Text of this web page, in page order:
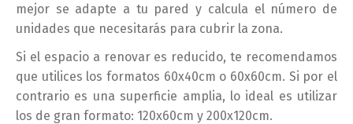
mejor se adapte a tu pared y calcula el número de
unidades que necesitarás para cubrir la zona.
Si el espacio a renovar es reducido, te recomendamos
que utilices los formatos 60x40cm o 60x60cm. Si por el
contrario es una superficie amplia, lo ideal es utilizar
los de gran formato: 120x60cm y 200x120cm.